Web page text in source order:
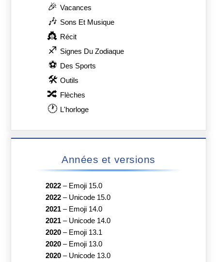
🎉 Vacances
🎶 Sons Et Musique
👸 Récit
♐ Signes Du Zodiaque
⚽ Des Sports
🛠 Outils
🔀 Flèches
🕐 L'horloge
Années et versions
2022– Emoji 15.0
2022– Unicode 15.0
2021– Emoji 14.0
2021– Unicode 14.0
2020– Emoji 13.1
2020– Emoji 13.0
2020– Unicode 13.0